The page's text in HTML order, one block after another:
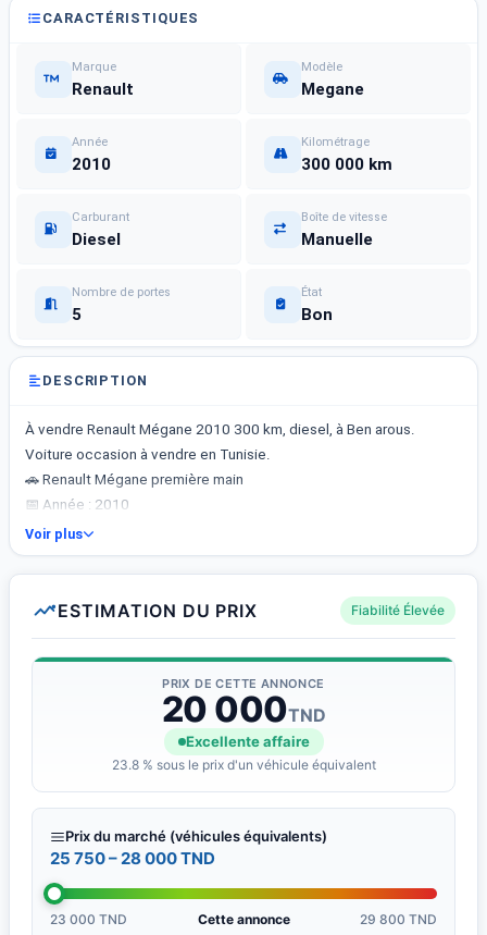
CARACTÉRISTIQUES
Marque
Renault
Modèle
Megane
Année
2010
Kilométrage
300 000 km
Carburant
Diesel
Boîte de vitesse
Manuelle
Nombre de portes
5
État
Bon
DESCRIPTION
À vendre Renault Mégane 2010 300 km, diesel, à Ben arous.
Voiture occasion à vendre en Tunisie.
🚗 Renault Mégane première main
📅 Année : 2010
🏁 Kilométrage : 300 km
⛽ Carburant : Diesel
🚪 Portes : 5
💺 Places : 5
Voir plus
ESTIMATION DU PRIX Fiabilité Élevée
PRIX DE CETTE ANNONCE
20 000TND
Excellente affaire
23.8 % sous le prix d'un véhicule équivalent
Prix du marché (véhicules équivalents)
25 750 – 28 000 TND
23 000 TND Cette annonce 29 800 TND